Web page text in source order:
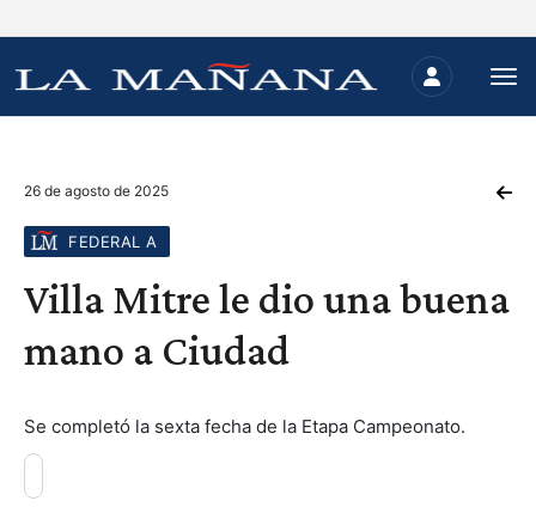
26 de agosto de 2025
FEDERAL A
Villa Mitre le dio una buena
mano a Ciudad
Se completó la sexta fecha de la Etapa Campeonato.